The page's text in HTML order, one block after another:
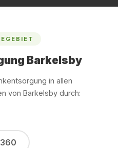
Barkelsby
in allen
von Barkelsby durch: